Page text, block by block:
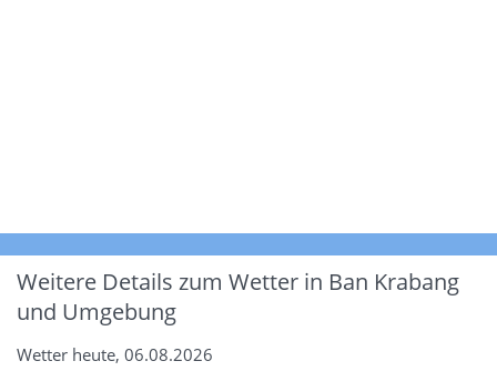
Weitere Details zum Wetter in Ban Krabang
und Umgebung
Wetter heute, 06.08.2026